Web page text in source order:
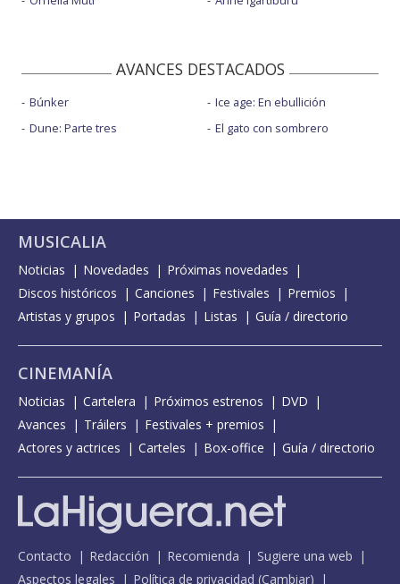
AVANCES DESTACADOS
Búnker
Dune: Parte tres
Ice age: En ebullición
El gato con sombrero
MUSICALIA
Noticias Novedades
Próximas novedades
Discos históricos
Canciones Festivales
Premios
Artistas y grupos
Portadas Listas Guía / directorio
CINEMANÍA
Noticias Cartelera Próximos estrenos
DVD
Avances
Tráilers
Festivales + premios
Actores y actrices
Carteles Box-office Guía / directorio
Contacto Redacción Recomienda
Sugiere una web
Aspectos legales
Política de privacidad (Cambiar)